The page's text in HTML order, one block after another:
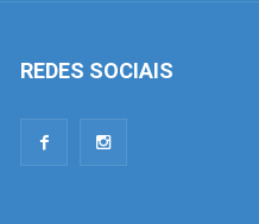
REDES SOCIAIS